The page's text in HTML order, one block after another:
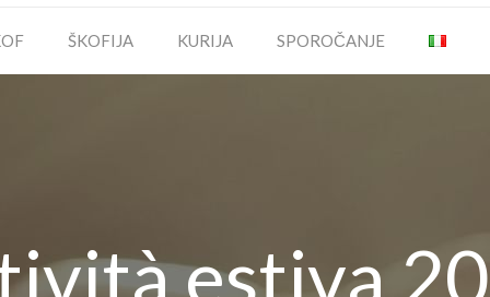
ŠKOFIJA KURIJA SPOROČANJE
estiva